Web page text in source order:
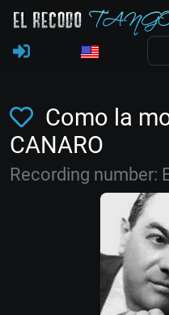
Como la
CANARO
Recording number: